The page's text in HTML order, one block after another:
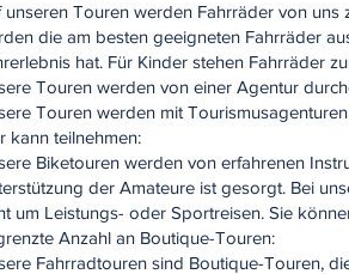
unseren Touren werden Fahrräder von
die am besten geeigneten Fahrräder
hat. Für Kinder stehen Fahrräder
Touren werden von einer Agentur
Touren werden mit
kann teilnehmen:
Biketouren werden von erfahrenen
der Amateure ist gesorgt. Bei
um Leistungs- oder Sportreisen. Sie
Anzahl an Boutique-Touren:
Fahrradtouren sind Boutique-Touren,